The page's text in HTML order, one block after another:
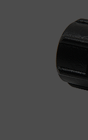
VÁSÁRLÁSI